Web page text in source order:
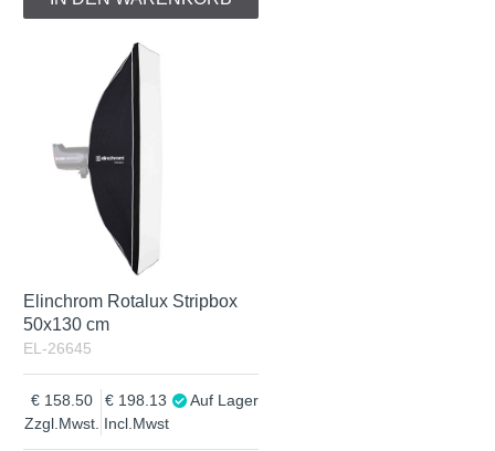
Elinchrom Rotalux Stripbox
50x130 cm
EL-26645
Zzgl.Mwst.
158.50
Incl.Mwst
198.13 Auf Lager